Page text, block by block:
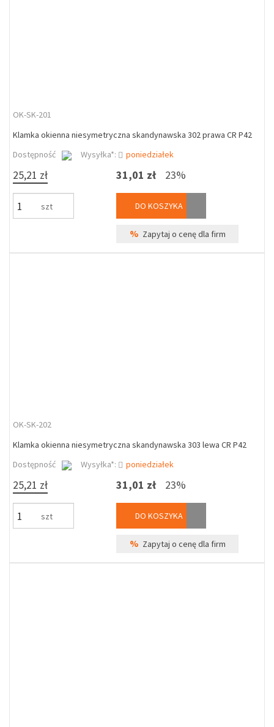
OK-SK-201
Klamka okienna niesymetryczna skandynawska 302 prawa CR P42
Dostępność
Wysyłka*: poniedziałek
25,21 zł
szt
31,01 zł 23%
DO KOSZYKA
% Zapytaj o cenę dla firm
OK-SK-202
Klamka okienna niesymetryczna skandynawska 303 lewa CR P42
Dostępność
Wysyłka*: poniedziałek
25,21 zł
szt
31,01 zł 23%
DO KOSZYKA
% Zapytaj o cenę dla firm